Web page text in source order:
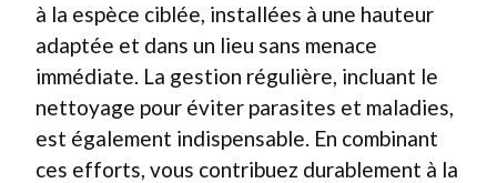
à la espèce ciblée, installées à une hauteur
adaptée et dans un lieu sans menace
immédiate. La gestion régulière, incluant le
nettoyage pour éviter parasites et maladies,
est également indispensable. En combinant
ces efforts, vous contribuez durablement à la